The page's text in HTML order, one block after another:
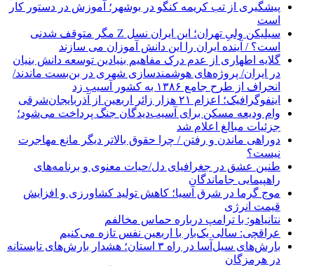
پیشگیری از تب کریمه کنگو در بوشهر؛ آموزش در دستور کار
است
سیلیکن ولیِ تهران؛ این ایران نسل Z مگر متوقف شدنی
است؟ / آینده ایران را این دانش آموزان می سازند
گلایه اطهاری از عدم درک مفاهیم بنیادین توسعه دانش بنیان
در ایران/ پروژه‌های هوشمندسازی شهری در بن‌بست ماندند/
انحراف از طرح جامع ۱۳۸۶ به کشور آسیب زد
اینفوگرافیک؛ اعزام ۲۱ هزار زائر اربعین از آذربایجان‌شرقی
وام ودیعه مسکن برای آسیب‌دیدگان جنگ پرداخت می‌شود؛
جزئیات مبالغ اعلام شد
دوراهی ماندن و رفتن / چرا حقوق بالاتر دیگر مانع مهاجرت
نیست؟
طنین عشق در جغرافیای دل/حیات معنوی و برنامه‌های
راهپیمایی جاماندگان
موج گرما در شرق آسیا؛ کاهش تولید کشاورزی و افزایش
قیمت انرژی
نتانیاهو: با ترامپ درباره حماس مخالفم
عراقچی: سالی یک‌بار با اربعین نفس تازه می‌کنیم
بارش‌های سیل‌آسا در راه ۳ استان؛ هشدار بارش‌های تابستانه
در هرمزگان